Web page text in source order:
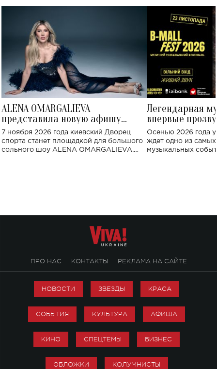
ALENA OMARGALIEVA
представила новую афишу
большого концерта во Дворце
спорта
7 ноября 2026 года киевский Дворец
спорта станет площадкой для большого
сольного шоу ALENA OMARGALIEVA.
Легендарная
впервые
Украине: где
Осенью 2026 года
ждет одно из
музыкальных
ПРО НАС КОНТАКТЫ РЕКЛАМА НА САЙТЕ
НОВОСТИ ЗВЕЗДЫ КРАСА
СОБЫТИЯ КУЛЬТУРА АФИША
КИНО СПЕЦТЕМЫ БИЗНЕС
ОБЛОЖКИ КОЛУМНИСТЫ